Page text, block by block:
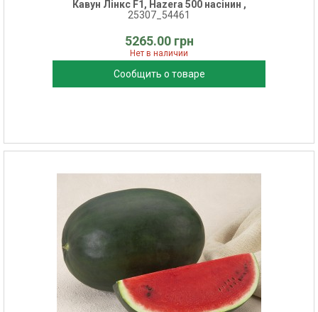
Кавун Лінкс F1, Hazera 500 насінин ,
25307_54461
5265.00 грн
Нет в наличии
Сообщить о товаре